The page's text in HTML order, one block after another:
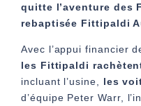
quitte l’aventure des
rebaptisée Fittipaldi
Avec l’appui financier
les Fittipaldi
incluant l’usine, les
d’équipe Peter Warr,